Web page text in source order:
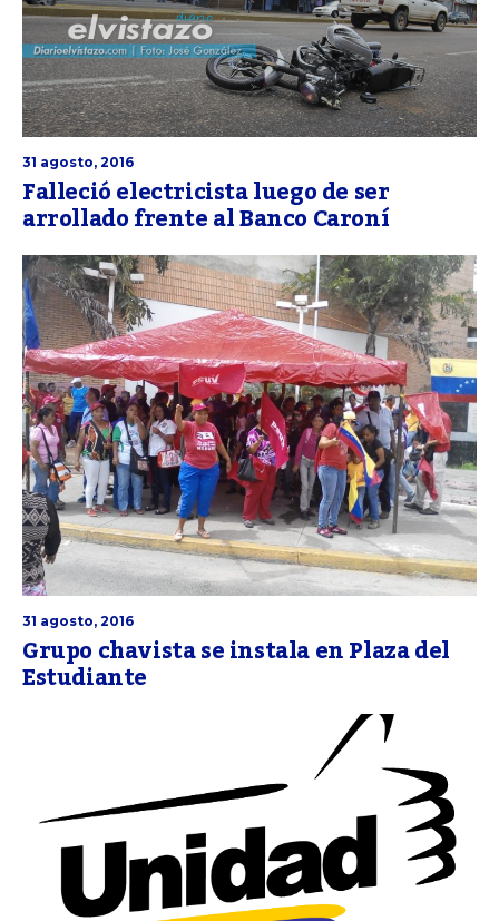
31 agosto, 2016
Falleció electricista luego de ser
arrollado frente al Banco Caroní
31 agosto, 2016
Grupo chavista se instala en Plaza del
Estudiante